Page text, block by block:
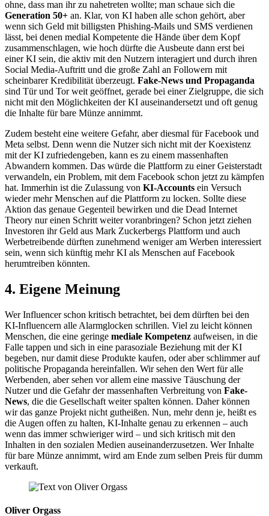
ohne, dass man ihr zu nahetreten wollte; man schaue sich die
Generation 50+ an. Klar, von KI haben alle schon gehört, aber
wenn sich Geld mit billigsten Phishing-Mails und SMS verdienen
lässt, bei denen medial Kompetente die Hände über dem Kopf
zusammenschlagen, wie hoch dürfte die Ausbeute dann erst bei
einer KI sein, die aktiv mit den Nutzern interagiert und durch ihren
Social Media-Auftritt und die große Zahl an Followern mit
scheinbarer Kredibilität überzeugt. Fake-News und Propaganda
sind Tür und Tor weit geöffnet, gerade bei einer Zielgruppe, die sich
nicht mit den Möglichkeiten der KI auseinandersetzt und oft genug
die Inhalte für bare Münze annimmt.
Zudem besteht eine weitere Gefahr, aber diesmal für Facebook und
Meta selbst. Denn wenn die Nutzer sich nicht mit der Koexistenz
mit der KI zufriedengeben, kann es zu einem massenhaften
Abwandern kommen. Das würde die Plattform zu einer Geisterstadt
verwandeln, ein Problem, mit dem Facebook schon jetzt zu kämpfen
hat. Immerhin ist die Zulassung von KI-Accounts ein Versuch
wieder mehr Menschen auf die Plattform zu locken. Sollte diese
Aktion das genaue Gegenteil bewirken und die Dead Internet
Theory nur einen Schritt weiter voranbringen? Schon jetzt ziehen
Investoren ihr Geld aus Mark Zuckerbergs Plattform und auch
Werbetreibende dürften zunehmend weniger am Werben interessiert
sein, wenn sich künftig mehr KI als Menschen auf Facebook
herumtreiben könnten.
4. Eigene Meinung
Wer Influencer schon kritisch betrachtet, bei dem dürften bei den
KI-Influencern alle Alarmglocken schrillen. Viel zu leicht können
Menschen, die eine geringe mediale Kompetenz aufweisen, in die
Falle tappen und sich in eine parasoziale Beziehung mit der KI
begeben, nur damit diese Produkte kaufen, oder aber schlimmer auf
politische Propaganda hereinfallen. Wir sehen den Wert für alle
Werbenden, aber sehen vor allem eine massive Täuschung der
Nutzer und die Gefahr der massenhaften Verbreitung von Fake-
News, die die Gesellschaft weiter spalten können. Daher können
wir das ganze Projekt nicht gutheißen. Nun, mehr denn je, heißt es
die Augen offen zu halten, KI-Inhalte genau zu erkennen – auch
wenn das immer schwieriger wird – und sich kritisch mit den
Inhalten in den sozialen Medien auseinanderzusetzen. Wer Inhalte
für bare Münze annimmt, wird am Ende zum selben Preis für dumm
verkauft.
Oliver Orgass